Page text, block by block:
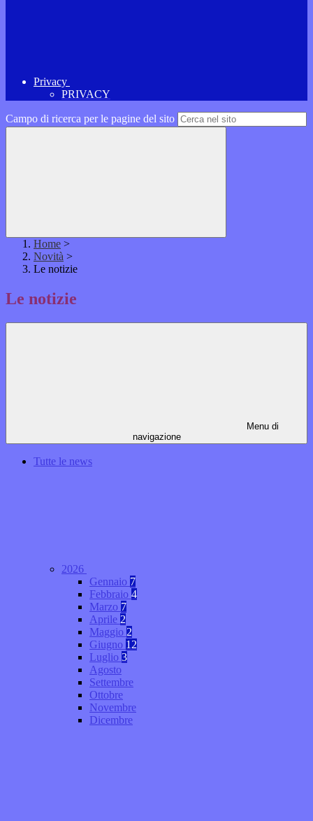
Privacy
PRIVACY
Campo di ricerca per le pagine del sito
Home >
Novità >
Le notizie
Le notizie
Menu di
navigazione
Tutte le news
2026
Gennaio 7
Febbraio 4
Marzo 7
Aprile 2
Maggio 2
Giugno 12
Luglio 3
Agosto
Settembre
Ottobre
Novembre
Dicembre